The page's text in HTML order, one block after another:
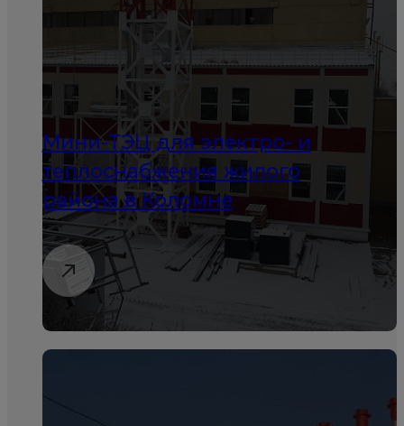
Мини-ТЭЦ для электро- и
теплоснабжения жилого
района в Коломне